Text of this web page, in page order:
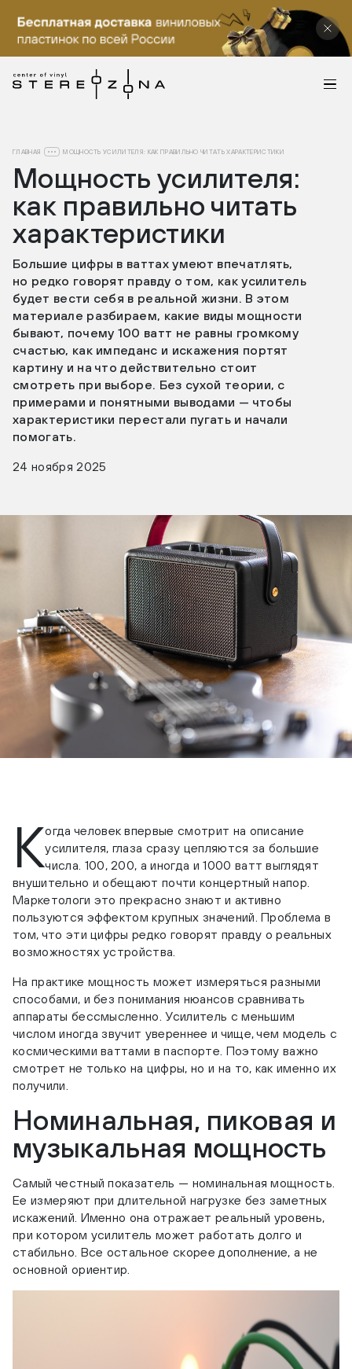
ГЛАВНАЯ МОЩНОСТЬ УСИЛИТЕЛЯ: КАК ПРАВИЛЬНО ЧИТАТЬ ХАРАКТЕРИСТИКИ
Мощность усилителя:
как правильно читать
характеристики
Большие цифры в ваттах умеют впечатлять,
но редко говорят правду о том, как усилитель
будет вести себя в реальной жизни. В этом
материале разбираем, какие виды мощности
бывают, почему 100 ватт не равны громкому
счастью, как импеданс и искажения портят
картину и на что действительно стоит
смотреть при выборе. Без сухой теории, с
примерами и понятными выводами — чтобы
характеристики перестали пугать и начали
помогать.
24 ноября 2025
Когда человек впервые смотрит на описание
усилителя, глаза сразу цепляются за большие
числа. 100, 200, а иногда и 1000 ватт выглядят
внушительно и обещают почти концертный напор.
Маркетологи это прекрасно знают и активно
пользуются эффектом крупных значений. Проблема в
том, что эти цифры редко говорят правду о реальных
возможностях устройства.
На практике мощность может измеряться разными
способами, и без понимания нюансов сравнивать
аппараты бессмысленно. Усилитель с меньшим
числом иногда звучит увереннее и чище, чем модель с
космическими ваттами в паспорте. Поэтому важно
смотрет не только на цифры, но и на то, как именно их
получили.
Номинальная, пиковая и
музыкальная мощность
Самый честный показатель — номинальная мощность.
Ее измеряют при длительной нагрузке без заметных
искажений. Именно она отражает реальный уровень,
при котором усилитель может работать долго и
стабильно. Все остальное скорее дополнение, а не
основной ориентир.